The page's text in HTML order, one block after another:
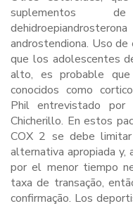
suplementos
androstendiona. Uso
que los adolescentes
alto, es probable que
conocidos como
Phil entrevistado por
Chicherillo. En estos
COX 2 se debe
alternativa apropiada y,
por el menor tiempo
taxa de transação,
confirmação. Los